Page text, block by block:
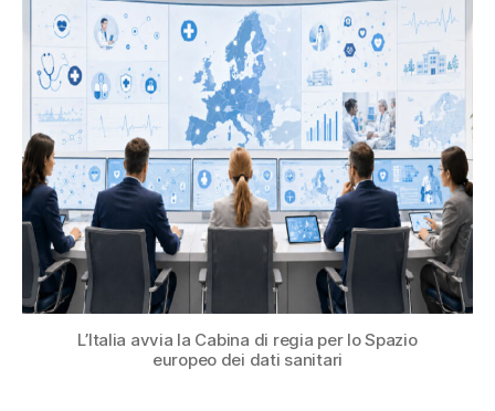
L’Italia avvia la Cabina di regia per lo Spazio
europeo dei dati sanitari